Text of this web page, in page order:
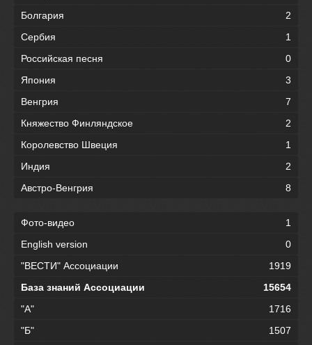
Болгария
2
Сербия
1
Российская песня
0
Япония
3
Венгрия
7
Княжество Финляндское
2
Королевство Швеция
1
Индия
2
Австро-Венгрия
8
Фото-видео
1
English version
0
"ВЕСТИ" Ассоциации
1919
База знаний Ассоциации
15654
"А"
1716
"Б"
1507